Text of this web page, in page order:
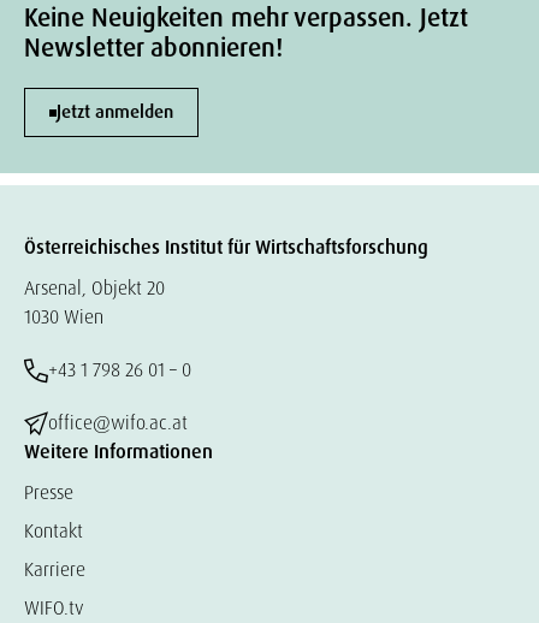
Keine Neuigkeiten mehr verpassen. Jetzt
Newsletter abonnieren!
Jetzt anmelden
Österreichisches Institut für Wirtschaftsforschung
Arsenal, Objekt 20
1030 Wien
+43 1 798 26 01 – 0
office@wifo.ac.at
Weitere Informationen
Presse
Kontakt
Karriere
WIFO.tv